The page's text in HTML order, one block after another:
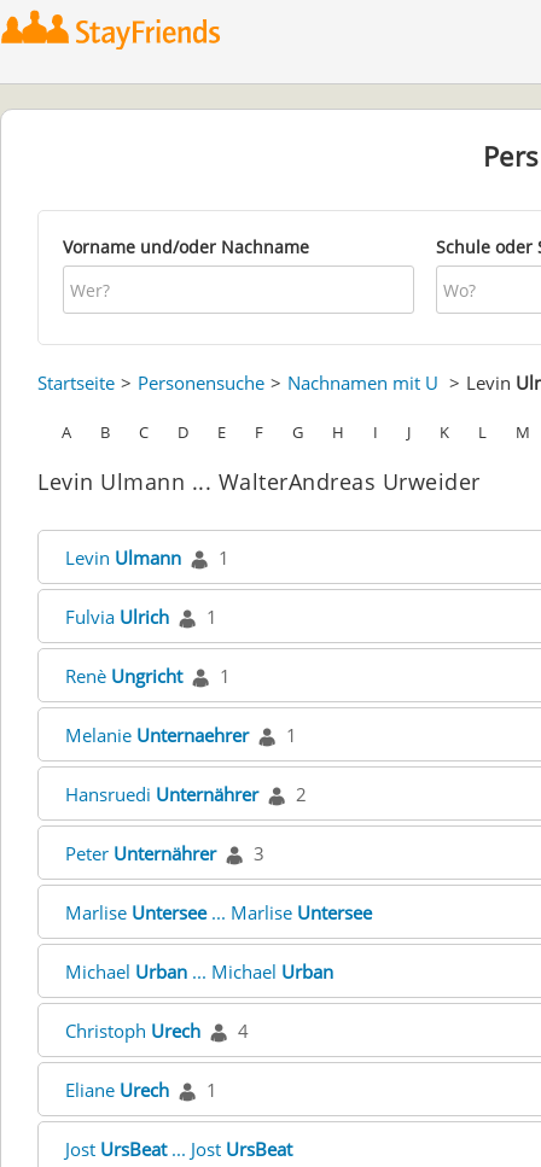
Vorname und/oder Nachname Schule oder
Startseite Personensuche Nachnamen mit U Levin
A B C D E F G H I J K L M
Levin Ulmann ... WalterAndreas Urweider
Levin Ulmann 1
Fulvia Ulrich 1
Renè Ungricht 1
Melanie Unternaehrer 1
Hansruedi Unternährer 2
Peter Unternährer 3
Marlise Untersee... Marlise Untersee
Michael Urban ... Michael Urban
Christoph Urech 4
Eliane Urech 1
Jost UrsBeat... Jost UrsBeat